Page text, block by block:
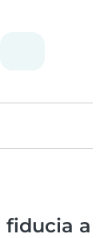
fiducia a